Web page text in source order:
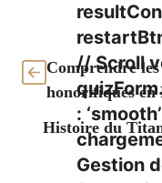
// Scroll
:
Gestion
Comprendre
honorifiques en
Histoire du